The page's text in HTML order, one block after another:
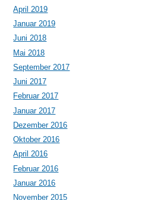
April 2019
Januar 2019
Juni 2018
Mai 2018
September 2017
Juni 2017
Februar 2017
Januar 2017
Dezember 2016
Oktober 2016
April 2016
Februar 2016
Januar 2016
November 2015